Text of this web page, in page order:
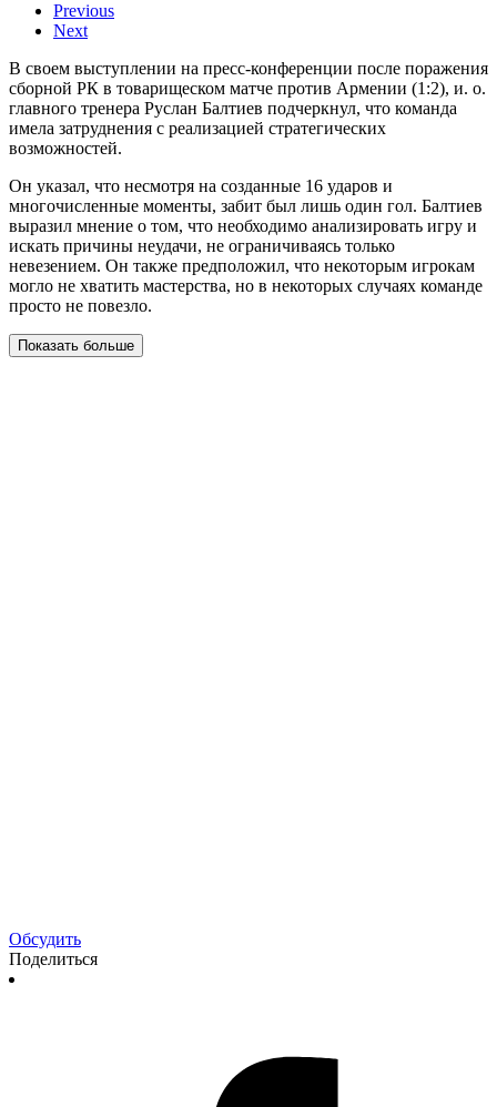
Previous
Next
В своем выступлении на пресс-конференции после поражения
сборной РК в товарищеском матче против Армении (1:2), и. о.
главного тренера Руслан Балтиев подчеркнул, что команда
имела затруднения с реализацией стратегических
возможностей.
Он указал, что несмотря на созданные 16 ударов и
многочисленные моменты, забит был лишь один гол. Балтиев
выразил мнение о том, что необходимо анализировать игру и
искать причины неудачи, не ограничиваясь только
невезением. Он также предположил, что некоторым игрокам
могло не хватить мастерства, но в некоторых случаях команде
просто не повезло.
Показать больше
Обсудить
Поделиться